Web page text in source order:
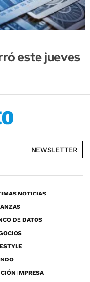
este jueves
NEWSLETTER
NOTICIAS
DE DATOS
IMPRESA